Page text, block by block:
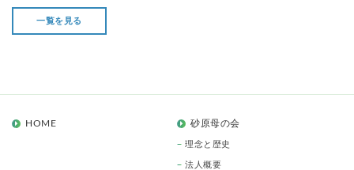
一覧を見る
HOME 砂原母の会
理念と歴史
法人概要